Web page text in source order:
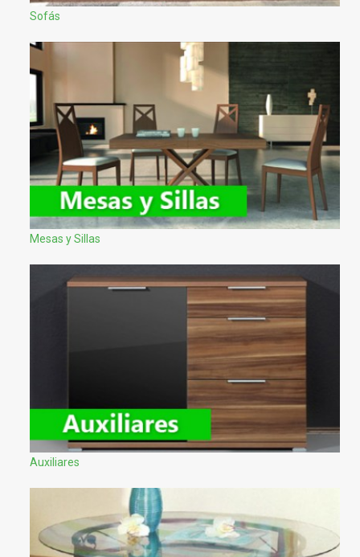
Sofás
Mesas y Sillas
Auxiliares